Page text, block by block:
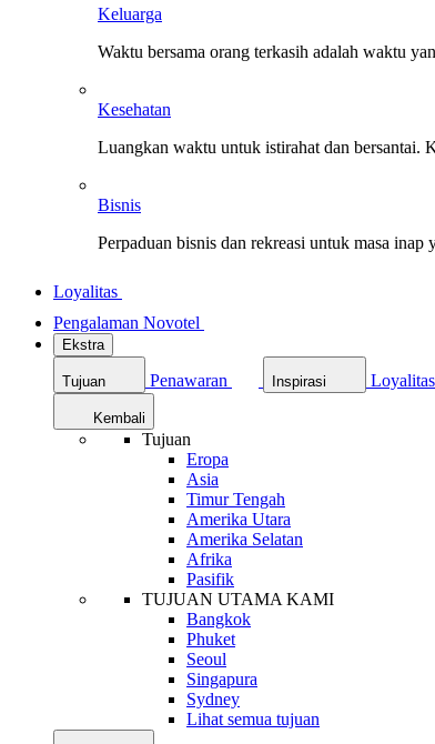
Keluarga
Waktu bersama orang terkasih adalah waktu
Kesehatan
Luangkan waktu untuk istirahat dan bersantai.
Bisnis
Perpaduan bisnis dan rekreasi untuk masa
Loyalitas
Pengalaman Novotel
Ekstra
Tujuan Penawaran Inspirasi Loyalitas
Kembali
Tujuan
Eropa
Asia
Timur Tengah
Amerika Utara
Amerika Selatan
Afrika
Pasifik
TUJUAN UTAMA KAMI
Bangkok
Phuket
Seoul
Singapura
Sydney
Lihat semua tujuan